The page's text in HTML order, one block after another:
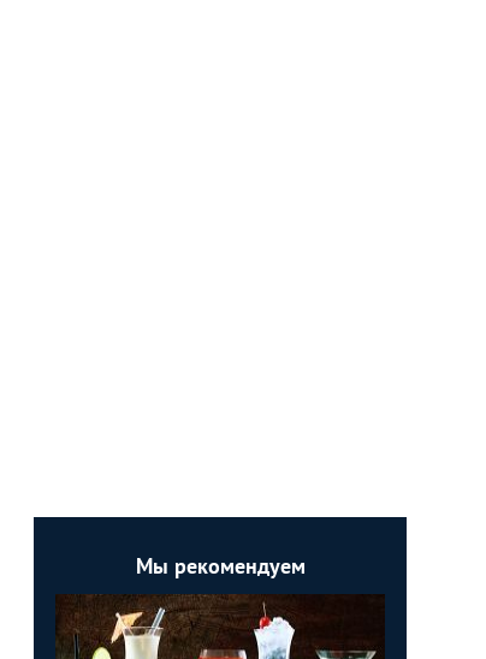
Мы рекомендуем